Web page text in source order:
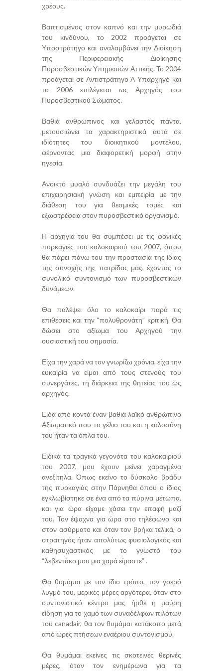
χρέους.
Βαπτισμένος στον καπνό και την μυρωδιά
του κινδύνου, το 2002 προάγεται σε
Υποστράτηγο και αναλαμβάνει την Διοίκηση
της Περιφερειακής Διοίκησης
Πυροσβεστικών Υπηρεσιών Αττικής. Το 2004
προάγεται σε Αντιστράτηγο Ά Υπαρχηγό και
το 2006 επιλέγεται ως Αρχηγός του
Πυροσβεστικού Σώματος.
Βαθιά ανθρώπινος και γελαστός πάντα,
μετουσιώνει τα χαρακτηριστικά αυτά σε
ιδιότητες του διοικητικού μοντέλου,
φέρνοντας μια διαφορετική μορφή στην
ηγεσία.
Ανοικτό μυαλό συνδυάζει την μεγάλη του
επιχειρησιακή γνώση και εμπειρία με την
διάθεση του για θεσμικές τομές και
εξωστρέφεια στον πυροσβεστικό οργανισμό.
Η αρχηγία του θα συμπέσει με τις φονικές
πυρκαγιές του καλοκαιριού του 2007, όπου
θα πάρει πάνω του την προστασία της ίδιας
της συνοχής της πατρίδας μας, έχοντας το
συνολικό συντονισμό των πυροσβεστικών
δυνάμεων.
Θα παλέψει όλο το καλοκαίρι παρά τις
επιθέσεις και την “πολυθρονάτη” κριτική. Θα
δώσει στο αξίωμα του Αρχηγού την
ουσιαστική του σημασία.
Είχα την χαρά να τον γνωρίζω χρόνια, είχα την
ευκαιρία να είμαι από τους στενούς του
συνεργάτες, τη διάρκεια της θητείας του ως
αρχηγός.
Είδα από κοντά έναν βαθιά λαϊκό ανθρώπινο
Αξιωματικό που το γέλιο του και η καλοσύνη
του ήταν τα όπλα του.
Ειδικά τα τραγικά γεγονότα του καλοκαιριού
του 2007, μου έχουν μείνει χαραγμένα
ανεξίτηλα. Όπως εκείνο το δύσκολο βράδυ
της πυρκαγιάς στην Πάρνηθα όπου ο ίδιος
εγκλωβίστηκε σε ένα από τα πύρινα μέτωπα,
και για ώρα είχαμε χάσει την επαφή μαζί
του. Τον έψαχνα για ώρα στο τηλέφωνο και
στον ασύρματο και όταν τον βρήκα τελικά, ο
στρατηγός ήταν απολύτως φυσιολογικός και
καθησυχαστικός με το γνωστό του
“λεβεντάκο μου μια χαρά είμαστε” .
Θα θυμάμαι με τον ίδιο τρόπο, τον γοερό
λυγμό του, μερικές μέρες αργότερα, όταν στο
συντονιστικό κέντρο μας ήρθε η μαύρη
είδηση για το χαμό των συναδέλφων πιλότων
του canadair, θα τον θυμάμαι κατάκοπο μετά
από ώρες πτήσεων εναέριου συντονισμού.
Θα θυμάμαι εκείνες τις σκοτεινές θερινές
μέρες, όταν τον ενημέρωνα για τα